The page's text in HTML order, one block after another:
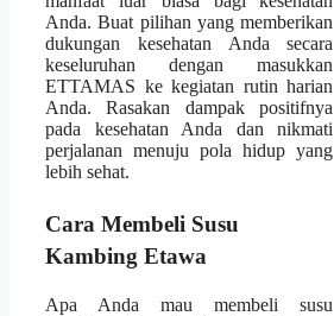
Anda. Buat pilihan yang memberikan
dukungan kesehatan Anda secara
keseluruhan dengan masukkan
ETTAMAS ke kegiatan rutin harian
Anda. Rasakan dampak positifnya
pada kesehatan Anda dan nikmati
perjalanan menuju pola hidup yang
lebih sehat.
Cara Membeli Susu
Kambing Etawa
Apa Anda mau membeli susu